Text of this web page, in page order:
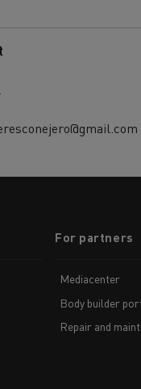
For partners
Mediacenter
Body builder
Repair and